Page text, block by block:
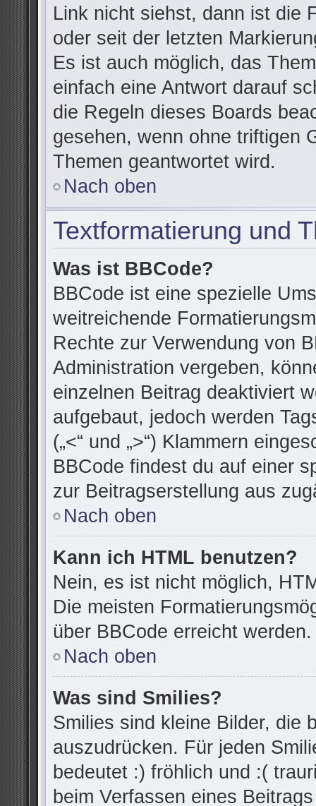
Link nicht siehst, dann ist die
oder seit der letzten
Es ist auch möglich, das
einfach eine Antwort darauf
die Regeln dieses Boards
gesehen, wenn ohne triftigen
Themen geantwortet wird.
Nach oben
Textformatierung und
Was ist BBCode?
BBCode ist eine spezielle
weitreichende
Rechte zur Verwendung von
Administration vergeben,
einzelnen Beitrag deaktiviert
aufgebaut, jedoch werden
(„<“ und „>“) Klammern
BBCode findest du auf einer
zur Beitragserstellung aus
Nach oben
Kann ich HTML benutzen?
Nein, es ist nicht möglich,
Die meisten
über BBCode erreicht werden.
Nach oben
Was sind Smilies?
Smilies sind kleine Bilder, die
auszudrücken. Für jeden
bedeutet :) fröhlich und :(
beim Verfassen eines